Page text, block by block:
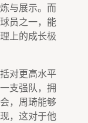
与展示。而
员之一，能
上的成长极
对更高水平
支强队，拥
，周琦能够
，这对于他